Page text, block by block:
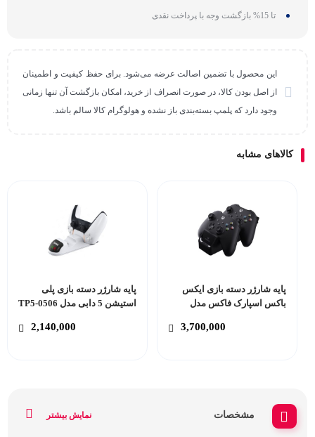
تا 15% بازگشت وجه با پرداخت نقدی
این محصول با تضمین اصالت عرضه می‌شود. برای حفظ کیفیت و اطمینان
از اصل بودن کالا، در صورت انصراف از خرید، امکان بازگشت آن تنها زمانی
وجود دارد که پلمپ بسته‌بندی باز نشده و هولوگرام کالا سالم باشد.
کالاهای مشابه
پایه شارژر دسته بازی ایکس
باکس اسپارک فاکس مدل
3,700,000
پایه شارژر دسته بازی پلی
استیشن 5 دابی مدل TP5-0506
2,140,000
مشخصات نمایش بیشتر